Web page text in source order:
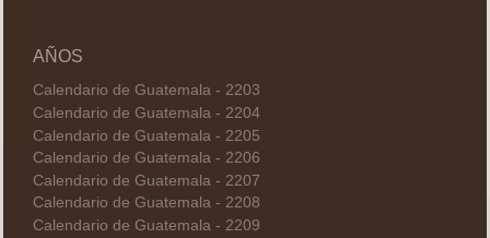
AÑOS
Calendario de Guatemala - 2203
Calendario de Guatemala - 2204
Calendario de Guatemala - 2205
Calendario de Guatemala - 2206
Calendario de Guatemala - 2207
Calendario de Guatemala - 2208
Calendario de Guatemala - 2209